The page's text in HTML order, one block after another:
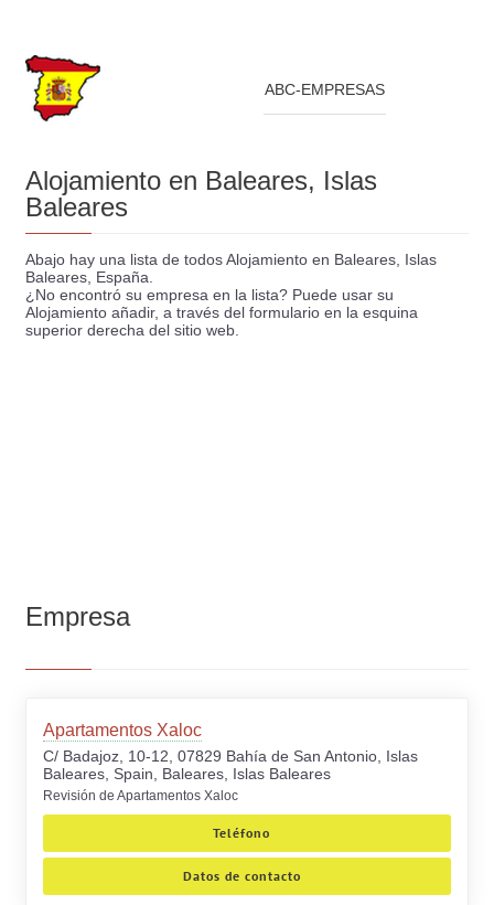
ABC-EMPRESAS
Alojamiento en Baleares, Islas
Baleares
Abajo hay una lista de todos Alojamiento en Baleares, Islas
Baleares, España.
¿No encontró su empresa en la lista? Puede usar su
Alojamiento añadir, a través del formulario en la esquina
superior derecha del sitio web.
Empresa
Apartamentos Xaloc
C/ Badajoz, 10-12, 07829 Bahía de San Antonio, Islas
Baleares, Spain, Baleares, Islas Baleares
Revisión de Apartamentos Xaloc
Teléfono
Datos de contacto